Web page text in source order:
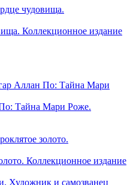
Коллекционное издание
Тайна Мари Роже.
Коллекционное издание